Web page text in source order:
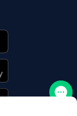
تواصل معنا